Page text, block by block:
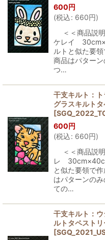
600円
(税込: 660円)
＜＜商品説明
ケレイ
ルトと似た要
商品はパター
つ…
干支キルト：
グラスキルト
[
600円
(税込: 660円)
＜＜商品説明
レ
と似た要領で
はパターンの
ての…
干支キルト：
ルトタペスト
[